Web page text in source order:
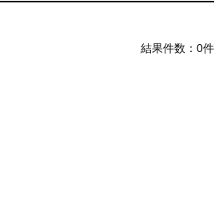
結果件数：0件